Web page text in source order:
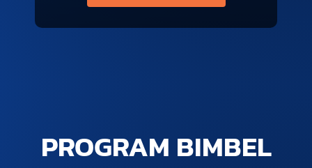
PROGRAM BIMBEL